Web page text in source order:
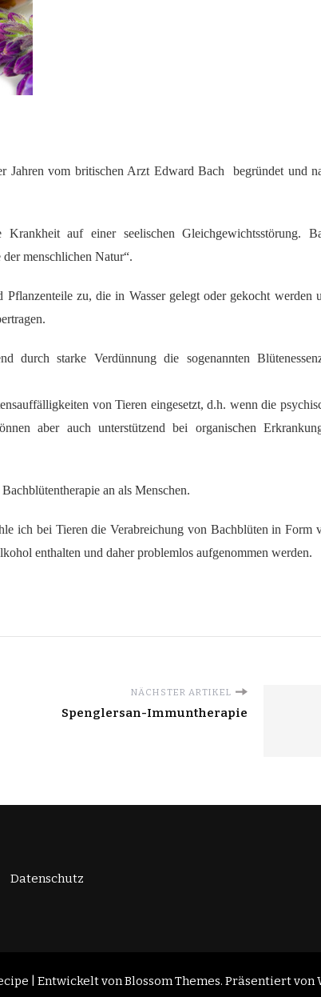
Jahren vom britischen Arzt Edward Bach begründet und
auf einer seelischen Gleichgewichtsstörung.
der menschlichen Natur“.
zu, die in Wasser gelegt oder gekocht werden
durch starke Verdünnung die sogenannten
von Tieren eingesetzt, d.h. wenn die
aber auch unterstützend bei organischen
an als Menschen.
ich bei Tieren die Verabreichung von Bachblüten in Form
enthalten und daher problemlos aufgenommen werden.
NÄCHSTER ARTIKEL
Spenglersan-Immuntherapie
Datenschutz
| Entwickelt vonBlossom Themes. Präsentiert von